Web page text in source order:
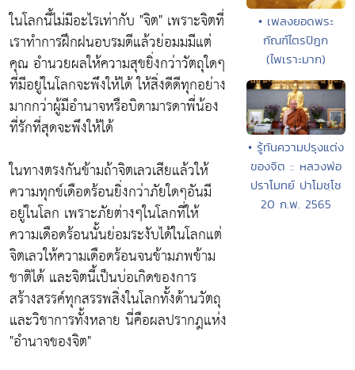
ในโลกนี้ไม่มีอะไรเท่ากับ "จิต" เพราะจิตที่
เราทำการฝึกฝนอบรมดีแล้วย่อมมมีแต่
คุณ อำนวยผลให้ความสุขยิ่งกว่าวัตถุใดๆ
ที่มีอยู่ในโลกจะพึงให้ได้ ให้สิ่งดีดีทุกอย่าง
มากกว่าผู้มีอำนาจหรือบิดามารดาพี่น้อง
ที่รักที่สุดจะพึงให้ได้
ในทางตรงกันข้ามถ้าจิตเลวเสียแล้วให้
ความทุกข์เดือดร้อนยิ่งกว่าภัยใดๆอันมี
อยู่ในโลก เพราะภัยต่างๆในโลกที่ให้
ความเดือดร้อนนั้นย่อมระงับได้ในโลกแต่
จิตเลวให้ความเดือดร้อนจนข้ามภพข้าม
ชาติได้ และจิตนี้เป็นบ่อเกิดของการ
สร้างสรรค์ทุกสรรพสิ่งในโลกทั้งด้านวัตถุ
และวิชาการทั้งหลาย นี่คือผลปรากฎแห่ง
"อำนาจของจิต"
• เพลงยอดพระ
กัณฑ์ไตรปิฎก
(ไพเราะมาก)
• รู้ทันความปรุงแต่ง
ของจิต :: หลวงพ่อ
ปราโมทย์ ปาโมชฺโช
20 ก.พ. 2565